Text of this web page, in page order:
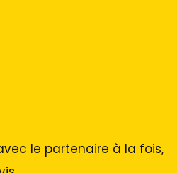
le partenaire à la fois,